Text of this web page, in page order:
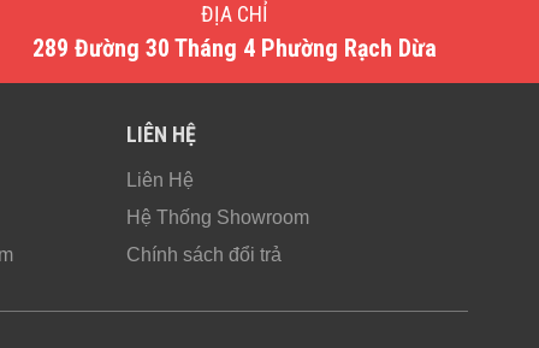
ĐỊA CHỈ
289 Đường 30 Tháng 4 Phường Rạch Dừa
LIÊN HỆ
Liên Hệ
Hệ Thống Showroom
Chính sách đổi trả